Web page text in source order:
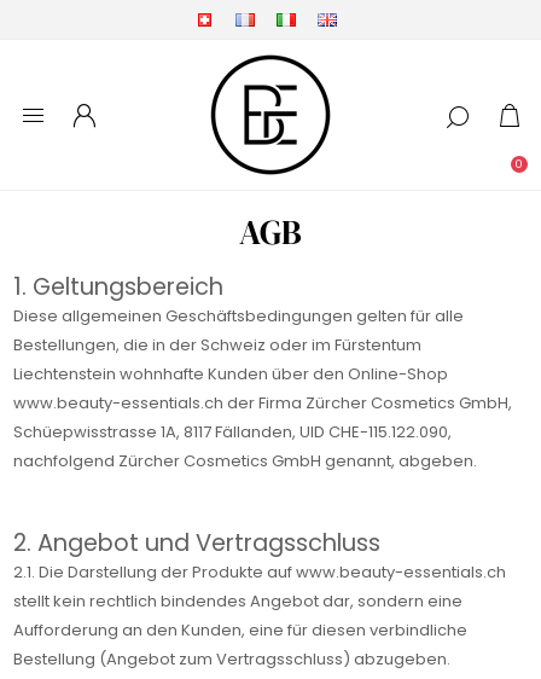
0
AGB
1. Geltungsbereich
Diese allgemeinen Geschäftsbedingungen gelten für alle
Bestellungen, die in der Schweiz oder im Fürstentum
Liechtenstein wohnhafte Kunden über den Online-Shop
www.beauty-essentials.ch der Firma Zürcher Cosmetics GmbH,
Schüepwisstrasse 1A, 8117 Fällanden, UID CHE-115.122.090,
nachfolgend Zürcher Cosmetics GmbH genannt, abgeben.
2. Angebot und Vertragsschluss
2.1. Die Darstellung der Produkte auf www.beauty-essentials.ch
stellt kein rechtlich bindendes Angebot dar, sondern eine
Aufforderung an den Kunden, eine für diesen verbindliche
Bestellung (Angebot zum Vertragsschluss) abzugeben.